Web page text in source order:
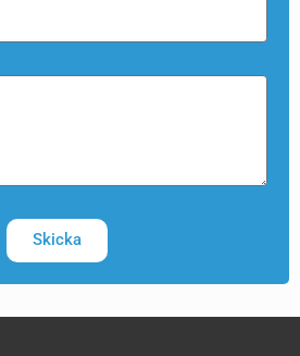
Skicka